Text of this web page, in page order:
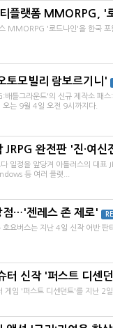
플랫폼 MMORPG, '
MMORPG '로드나인'을 한국
토모빌리 람보르기니'
틀그라운드'의 신규 제작소 패스
는 9월 4일 오전 9시까지다.
완전판 '진·여신
일정을 앞당겨 아틀러스의 대표
등 여러 플랫...
요버스는 지난 4일 신작 어반 판
터 신작 '퍼스트 디센던
게임 '퍼스트 디센던트'를 지난 2일